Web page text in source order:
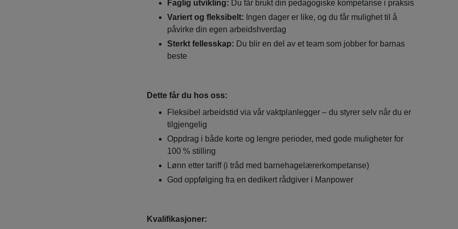
Faglig utvikling: Du får brukt din pedagogiske kompetanse i praksis
Variert og fleksibelt: Ingen dager er like, og du får mulighet til å
påvirke din egen arbeidshverdag
Sterkt fellesskap: Du blir en del av et team som jobber for barnas
beste
Dette får du hos oss:
Fleksibel arbeidstid via vår vaktplanlegger – du styrer selv når du er
tilgjengelig
Oppdrag i både korte og lengre perioder, med gode muligheter for
100 % stilling
Lønn etter tariff (i tråd med barnehagelærerkompetanse)
God oppfølging fra en dedikert rådgiver i Manpower
Kvalifikasjoner: